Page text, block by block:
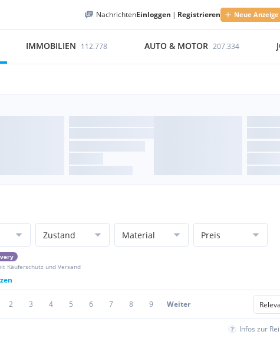
NachrichtenEinloggen | Registrieren Neue
IMMOBILIEN 112.778 AUTO & MOTOR 207.334
Zustand Material Preis
Käuferschutz und Versand
2 3 4 5 6 7 8 9 Weiter
Infos zur